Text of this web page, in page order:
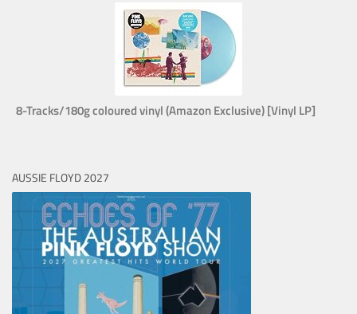
8-Tracks/180g coloured vinyl (Amazon Exclusive) [Vinyl LP]
AUSSIE FLOYD 2027